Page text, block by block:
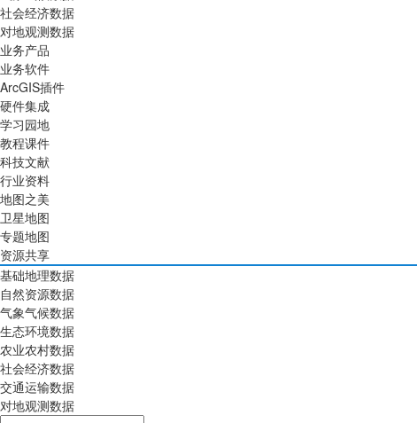
社会经济数据
对地观测数据
业务产品
业务软件
ArcGIS插件
硬件集成
学习园地
教程课件
科技文献
行业资料
地图之美
卫星地图
专题地图
资源共享
基础地理数据
自然资源数据
气象气候数据
生态环境数据
农业农村数据
社会经济数据
交通运输数据
对地观测数据